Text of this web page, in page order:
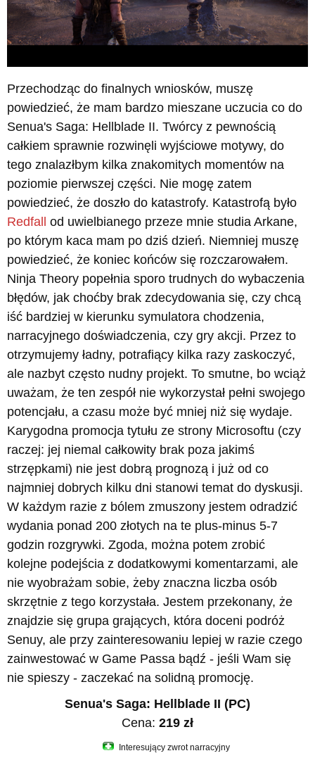
Przechodząc do finalnych wniosków, muszę
powiedzieć, że mam bardzo mieszane uczucia co do
Senua's Saga: Hellblade II. Twórcy z pewnością
całkiem sprawnie rozwinęli wyjściowe motywy, do
tego znalazłbym kilka znakomitych momentów na
poziomie pierwszej części. Nie mogę zatem
powiedzieć, że doszło do katastrofy. Katastrofą było
Redfall od uwielbianego przeze mnie studia Arkane,
po którym kaca mam po dziś dzień. Niemniej muszę
powiedzieć, że koniec końców się rozczarowałem.
Ninja Theory popełnia sporo trudnych do wybaczenia
błędów, jak choćby brak zdecydowania się, czy chcą
iść bardziej w kierunku symulatora chodzenia,
narracyjnego doświadczenia, czy gry akcji. Przez to
otrzymujemy ładny, potrafiący kilka razy zaskoczyć,
ale nazbyt często nudny projekt. To smutne, bo wciąż
uważam, że ten zespół nie wykorzystał pełni swojego
potencjału, a czasu może być mniej niż się wydaje.
Karygodna promocja tytułu ze strony Microsoftu (czy
raczej: jej niemal całkowity brak poza jakimś
strzępkami) nie jest dobrą prognozą i już od co
najmniej dobrych kilku dni stanowi temat do dyskusji.
W każdym razie z bólem zmuszony jestem odradzić
wydania ponad 200 złotych na te plus-minus 5-7
godzin rozgrywki. Zgoda, można potem zrobić
kolejne podejścia z dodatkowymi komentarzami, ale
nie wyobrażam sobie, żeby znaczna liczba osób
skrzętnie z tego korzystała. Jestem przekonany, że
znajdzie się grupa grających, która doceni podróż
Senuy, ale przy zainteresowaniu lepiej w razie czego
zainwestować w Game Passa bądź - jeśli Wam się
nie spieszy - zaczekać na solidną promocję.
Senua's Saga: Hellblade II (PC)
Cena: 219 zł
Interesujący zwrot narracyjny